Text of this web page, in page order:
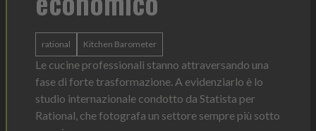
attraversando una
A evidenziarlo è lo
da Statista per
sempre più sotto
La novità di quest'anno è la Chef Bottle
ergonomica, con perfetta visibilità sul
dosaggio sempre sotto controllo
Leggi l'articolo